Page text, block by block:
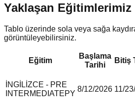
Yaklaşan Eğitimlerimiz
Tablo üzerinde sola veya sağa
görüntüleyebilirsiniz.
Eğitim
Başlama
Tarihi
Bitiş
İNGİLİZCE - PRE
INTERMEDIATEPY
8/12/2026 11/